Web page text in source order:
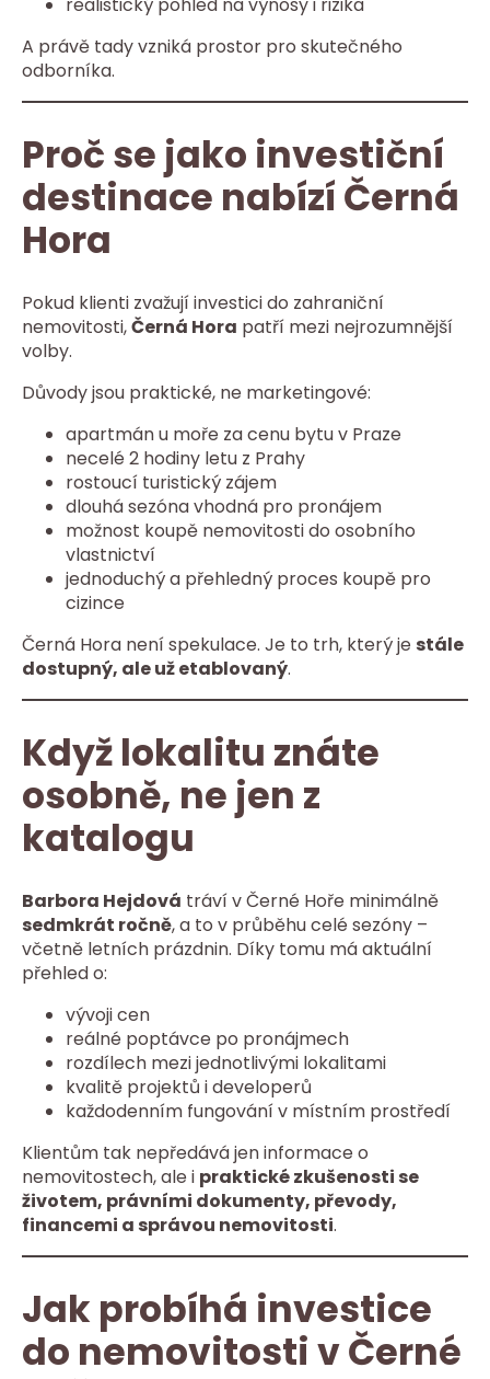
realistický pohled na výnosy i rizika
A právě tady vzniká prostor pro skutečného
odborníka.
Proč se jako investiční
destinace nabízí Černá
Hora
Pokud klienti zvažují investici do zahraniční
nemovitosti,Černá Hora patří mezi nejrozumnější
volby.
Důvody jsou praktické, ne marketingové:
apartmán u moře za cenu bytu v Praze
necelé 2 hodiny letu z Prahy
rostoucí turistický zájem
dlouhá sezóna vhodná pro pronájem
možnost koupě nemovitosti do osobního
vlastnictví
jednoduchý a přehledný proces koupě pro
cizince
Černá Hora není spekulace. Je to trh, který je stále
dostupný, ale už etablovaný.
Když lokalitu znáte
osobně, ne jen z
katalogu
Barbora Hejdová tráví v Černé Hoře minimálně
sedmkrát ročně, a to v průběhu celé sezóny –
včetně letních prázdnin. Díky tomu má aktuální
přehled o:
vývoji cen
reálné poptávce po pronájmech
rozdílech mezi jednotlivými lokalitami
kvalitě projektů i developerů
každodenním fungování v místním prostředí
Klientům tak nepředává jen informace o
nemovitostech, ale i praktické zkušenosti se
životem, právními dokumenty, převody,
financemi a správou nemovitosti.
Jak probíhá investice
do nemovitosti v Černé